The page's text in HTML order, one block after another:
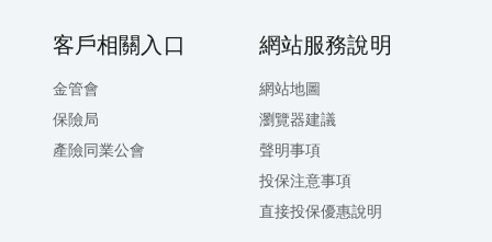
客戶相關入口
金管會
保險局
產險同業公會
網站服務說明
網站地圖
瀏覽器建議
聲明事項
投保注意事項
直接投保優惠說明